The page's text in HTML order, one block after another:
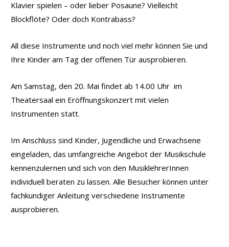
Klavier spielen – oder lieber Posaune? Vielleicht
Blockflöte? Oder doch Kontrabass?
All diese Instrumente und noch viel mehr können Sie und
Ihre Kinder am Tag der offenen Tür ausprobieren.
Am Samstag, den 20. Mai findet ab 14.00 Uhr im
Theatersaal ein Eröffnungskonzert mit vielen
Instrumenten statt.
Im Anschluss sind Kinder, Jugendliche und Erwachsene
eingeladen, das umfangreiche Angebot der Musikschule
kennenzulernen und sich von den MusiklehrerInnen
individuell beraten zu lassen. Alle Besucher können unter
fachkundiger Anleitung verschiedene Instrumente
ausprobieren.